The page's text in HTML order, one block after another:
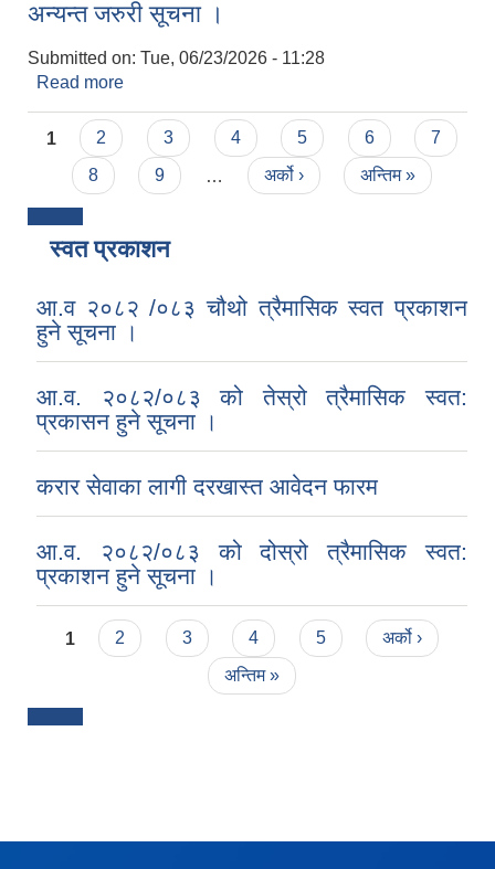
अन्यन्त जरुरी सूचना ।
Submitted on: Tue, 06/23/2026 - 11:28
Read more
Pages
1 2 3 4 5 6
7
8
9 अर्को › अन्तिम »
स्वत प्रकाशन
आ.व २०८२ /०८३ चौथो त्रैमासिक स्वत प्रकाशन
हुने सूचना ।
आ.व. २०८२/०८३ को तेस्रो त्रैमासिक स्वत:
प्रकासन हुने सूचना ।
करार सेवाका लागी दरखास्त आवेदन फारम
आ.व. २०८२/०८३ को दोस्रो त्रैमासिक स्वत:
प्रकाशन हुने सूचना ।
Pages
1 2 3 4 5
अर्को ›
अन्तिम »